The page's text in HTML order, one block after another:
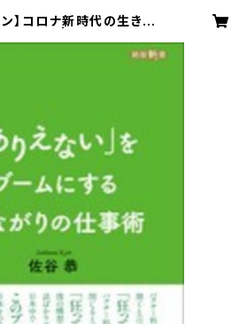
ン】コロナ新時代の生き方
版社のオンラインショップ